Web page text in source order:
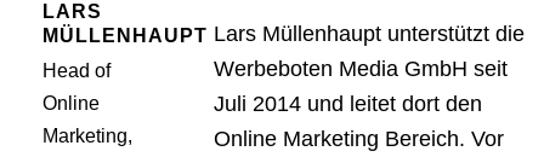
LARS
MÜLLENHAUPT
Head of
Online
Marketing,
Lars Müllenhaupt unterstützt die
Werbeboten Media GmbH seit
Juli 2014 und leitet dort den
Online Marketing Bereich. Vor